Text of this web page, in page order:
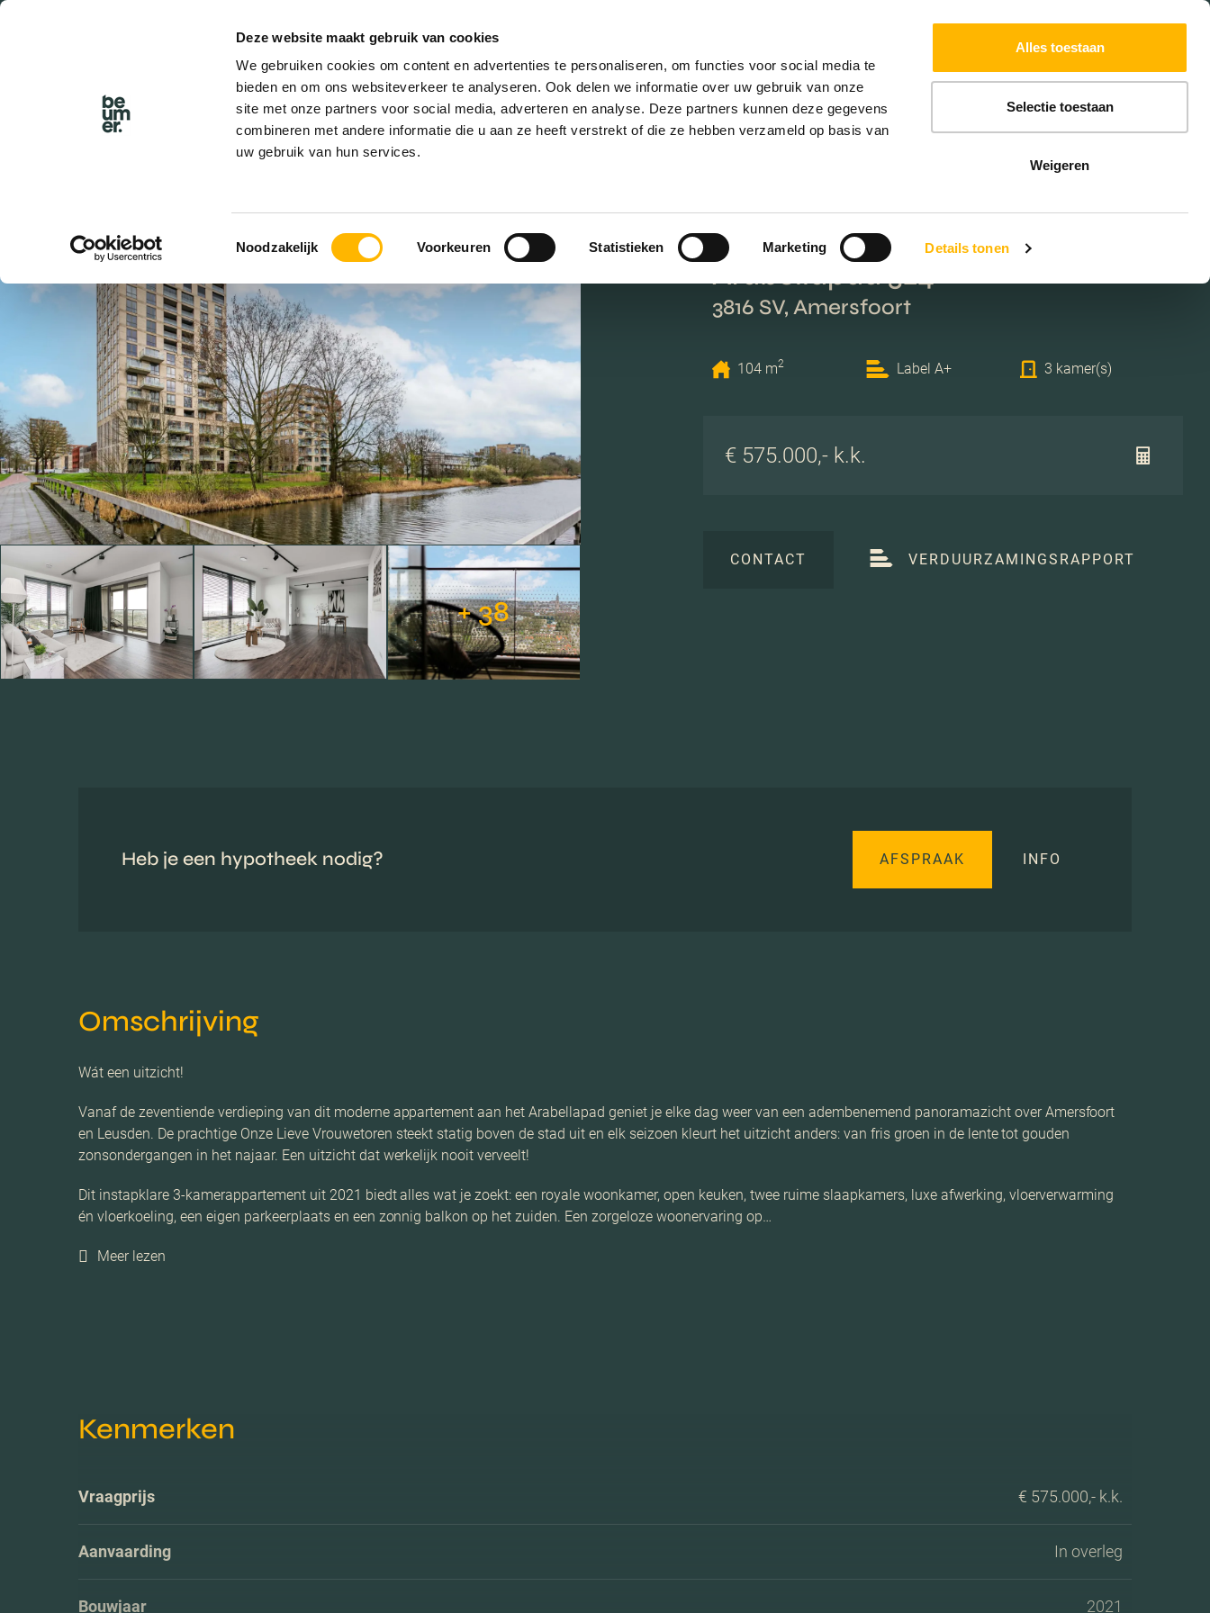
Deze website maakt gebruik van cookies
We gebruiken cookies om content en advertenties te personaliseren, om functies voor social media te
bieden en om ons websiteverkeer te analyseren. Ook delen we informatie over uw gebruik van onze
site met onze partners voor social media, adverteren en analyse. Deze partners kunnen deze gegevens
combineren met andere informatie die u aan ze heeft verstrekt of die ze hebben verzameld op basis van
uw gebruik van hun services.
Toestemmingsselectie
Noodzakelijk Voorkeuren Statistieken Marketing Details tonen
Alles toestaan
Selectie toestaan
Weigeren
+ 38
Arabellapad 324
3816 SV, Amersfoort
104 m2 Label A+ 3 kamer(s)
€ 575.000,- k.k.
CONTACT VERDUURZAMINGSRAPPORT
Heb je een hypotheek nodig? AFSPRAAK INFO
Omschrijving
Wát een uitzicht!
Vanaf de zeventiende verdieping van dit moderne appartement aan het Arabellapad geniet je elke dag weer van een adembenemend panoramazicht over Amersfoort
en Leusden. De prachtige Onze Lieve Vrouwetoren steekt statig boven de stad uit en elk seizoen kleurt het uitzicht anders: van fris groen in de lente tot gouden
zonsondergangen in het najaar. Een uitzicht dat werkelijk nooit verveelt!
Dit instapklare 3-kamerappartement uit 2021 biedt alles wat je zoekt: een royale woonkamer, open keuken, twee ruime slaapkamers, luxe afwerking, vloerverwarming
én vloerkoeling, een eigen parkeerplaats en een zonnig balkon op het zuiden. Een zorgeloze woonervaring op…
Meer lezen
Kenmerken
Vraagprijs € 575.000,- k.k.
Aanvaarding In overleg
Bouwjaar 2021